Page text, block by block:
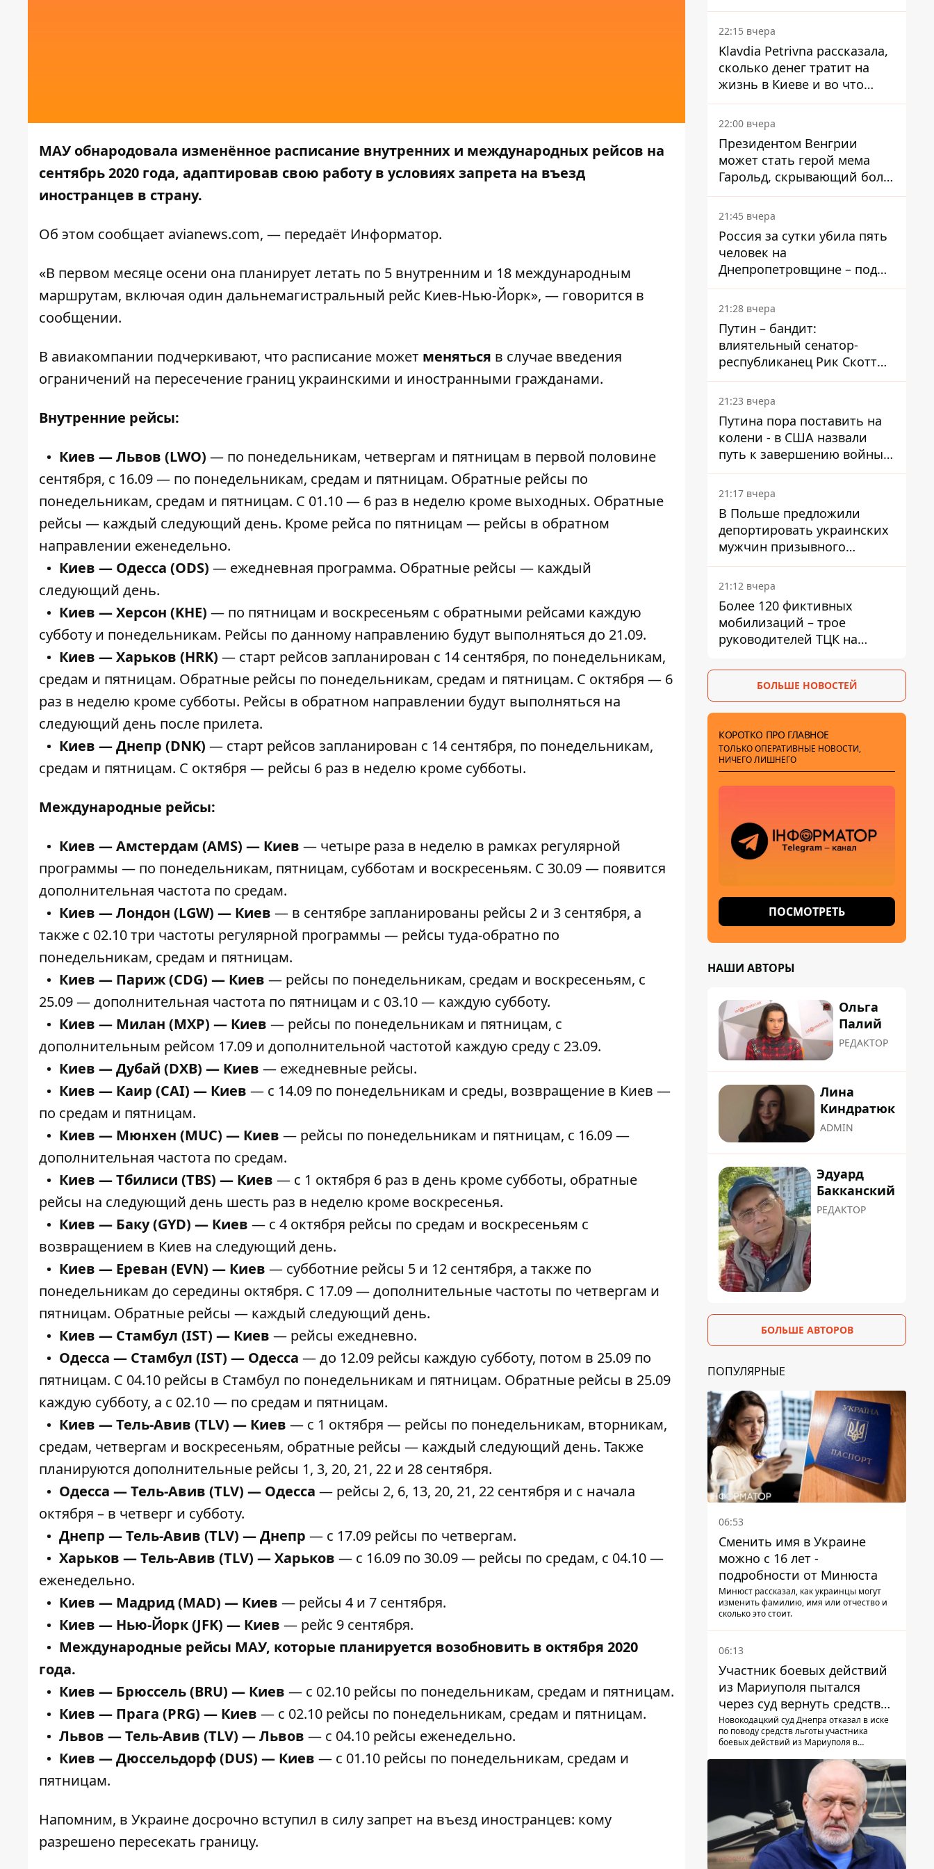
МАУ обнародовала изменённое расписание внутренних и международных рейсов на
сентябрь 2020 года, адаптировав свою работу в условиях запрета на въезд
иностранцев в страну.
Об этом сообщает avianews.com, — передаёт Информатор.
«В первом месяце осени она планирует летать по 5 внутренним и 18 международным
маршрутам, включая один дальнемагистральный рейс Киев-Нью-Йорк», — говорится в
сообщении.
В авиакомпании подчеркивают, что расписание может меняться в случае введения
ограничений на пересечение границ украинскими и иностранными гражданами.
Внутренние рейсы:
Киев — Львов (LWO) — по понедельникам, четвергам и пятницам в первой половине
сентября, с 16.09 — по понедельникам, средам и пятницам. Обратные рейсы по
понедельникам, средам и пятницам. С 01.10 — 6 раз в неделю кроме выходных. Обратные
рейсы — каждый следующий день. Кроме рейса по пятницам — рейсы в обратном
направлении еженедельно.
Киев — Одесса (ODS) — ежедневная программа. Обратные рейсы — каждый
следующий день.
Киев — Херсон (KHE) — по пятницам и воскресеньям с обратными рейсами каждую
субботу и понедельникам. Рейсы по данному направлению будут выполняться до 21.09.
Киев — Харьков (HRK) — старт рейсов запланирован с 14 сентября, по понедельникам,
средам и пятницам. Обратные рейсы по понедельникам, средам и пятницам. С октября — 6
раз в неделю кроме субботы. Рейсы в обратном направлении будут выполняться на
следующий день после прилета.
Киев — Днепр (DNK) — старт рейсов запланирован с 14 сентября, по понедельникам,
средам и пятницам. С октября — рейсы 6 раз в неделю кроме субботы.
Международные рейсы:
Киев — Амстердам (AMS) — Киев — четыре раза в неделю в рамках регулярной
программы — по понедельникам, пятницам, субботам и воскресеньям. С 30.09 — появится
дополнительная частота по средам.
Киев — Лондон (LGW) — Киев — в сентябре запланированы рейсы 2 и 3 сентября, а
также с 02.10 три частоты регулярной программы — рейсы туда-обратно по
понедельникам, средам и пятницам.
Киев — Париж (CDG) — Киев — рейсы по понедельникам, средам и воскресеньям, с
25.09 — дополнительная частота по пятницам и с 03.10 — каждую субботу.
Киев — Милан (MXP) — Киев — рейсы по понедельникам и пятницам, с
дополнительным рейсом 17.09 и дополнительной частотой каждую среду с 23.09.
Киев — Дубай (DXB) — Киев — ежедневные рейсы.
Киев — Каир (CAI) — Киев — с 14.09 по понедельникам и среды, возвращение в Киев —
по средам и пятницам.
Киев — Мюнхен (MUC) — Киев — рейсы по понедельникам и пятницам, с 16.09 —
дополнительная частота по средам.
Киев — Тбилиси (TBS) — Киев — с 1 октября 6 раз в день кроме субботы, обратные
рейсы на следующий день шесть раз в неделю кроме воскресенья.
Киев — Баку (GYD) — Киев — с 4 октября рейсы по средам и воскресеньям с
возвращением в Киев на следующий день.
Киев — Ереван (EVN) — Киев — субботние рейсы 5 и 12 сентября, а также по
понедельникам до середины октября. С 17.09 — дополнительные частоты по четвергам и
пятницам. Обратные рейсы — каждый следующий день.
Киев — Стамбул (IST) — Киев — рейсы ежедневно.
Одесса — Стамбул (IST) — Одесса — до 12.09 рейсы каждую субботу, потом в 25.09 по
пятницам. С 04.10 рейсы в Стамбул по понедельникам и пятницам. Обратные рейсы в 25.09
каждую субботу, а с 02.10 — по средам и пятницам.
Киев — Тель-Авив (TLV) — Киев — с 1 октября — рейсы по понедельникам, вторникам,
средам, четвергам и воскресеньям, обратные рейсы — каждый следующий день. Также
планируются дополнительные рейсы 1, 3, 20, 21, 22 и 28 сентября.
Одесса — Тель-Авив (TLV) — Одесса — рейсы 2, 6, 13, 20, 21, 22 сентября и с начала
октября – в четверг и субботу.
Днепр — Тель-Авив (TLV) — Днепр — с 17.09 рейсы по четвергам.
Харьков — Тель-Авив (TLV) — Харьков — с 16.09 по 30.09 — рейсы по средам, с 04.10 —
еженедельно.
Киев — Мадрид (MAD) — Киев — рейсы 4 и 7 сентября.
Киев — Нью-Йорк (JFK) — Киев — рейс 9 сентября.
Международные рейсы МАУ, которые планируется возобновить в октября 2020
года.
Киев — Брюссель (BRU) — Киев — с 02.10 рейсы по понедельникам, средам и пятницам.
Киев — Прага (PRG) — Киев — с 02.10 рейсы по понедельникам, средам и пятницам.
Львов — Тель-Авив (TLV) — Львов — с 04.10 рейсы еженедельно.
Киев — Дюссельдорф (DUS) — Киев — с 01.10 рейсы по понедельникам, средам и
пятницам.
Напомним, в Украине досрочно вступил в силу запрет на въезд иностранцев: кому
разрешено пересекать границу.
собственного Центробанка,
заставив снизить базовую
ставку
22:15 вчера
Klavdia Petrivna рассказала,
сколько денег тратит на
жизнь в Киеве и во что
вкладывает миллионы
22:00 вчера
Президентом Венгрии
может стать герой мема
Гарольд, скрывающий боль
– он возглавил народное
голосование
21:45 вчера
Россия за сутки убила пять
человек на
Днепропетровщине – под
ударами оказались пять
районов области
21:28 вчера
Путин – бандит:
влиятельный сенатор-
республиканец Рик Скотт
призвал Конгресс привлечь
РФ к ответственности за
войну в Украине
21:23 вчера
Путина пора поставить на
колени - в США назвали
путь к завершению войны -
National Security Journal
21:17 вчера
В Польше предложили
депортировать украинских
мужчин призывного
возраста - кого это может
затронуть
21:12 вчера
Более 120 фиктивных
мобилизаций – трое
руководителей ТЦК на
получили подозрения за
фейковые отчеты
БОЛЬШЕ НОВОСТЕЙ
КОРОТКО ПРО ГЛАВНОЕ
ТОЛЬКО ОПЕРАТИВНЫЕ НОВОСТИ,
НИЧЕГО ЛИШНЕГО
ПОСМОТРЕТЬ
НАШИ АВТОРЫ
Ольга
Палий
РЕДАКТОР
Лина
Киндратюк
ADMIN
Эдуард
Бакканский
РЕДАКТОР
БОЛЬШЕ АВТОРОВ
ПОПУЛЯРНЫЕ
06:53
Сменить имя в Украине
можно с 16 лет -
подробности от Минюста
Минюст рассказал, как украинцы могут
изменить фамилию, имя или отчество и
сколько это стоит.
06:13
Участник боевых действий
из Мариуполя пытался
через суд вернуть средства
субсидии со счета в
Ощадбанке – каким было
Новокодацкий суд Днепра отказал в иске
по поводу средств льготы участника
боевых действий из Мариуполя в